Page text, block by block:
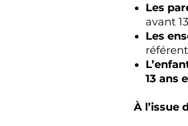
Les
avant
Les
13 ans
À l’issue